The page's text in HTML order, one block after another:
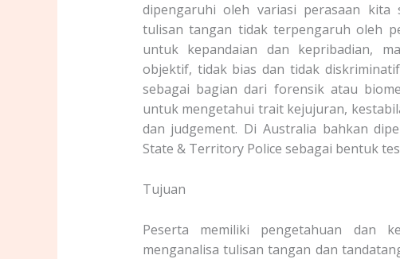
dipengaruhi oleh variasi perasaan kita
tulisan tangan tidak terpengaruh oleh
untuk kepandaian dan kepribadian,
objektif, tidak bias dan tidak
sebagai bagian dari forensik atau
untuk mengetahui trait kejujuran,
dan judgement. Di Australia bahkan
State & Territory Police sebagai bentuk
Tujuan
Peserta memiliki pengetahuan dan
menganalisa tulisan tangan dan